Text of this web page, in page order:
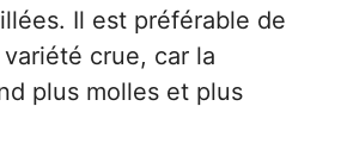
Il est préférable de
crue, car la
plus molles et plus